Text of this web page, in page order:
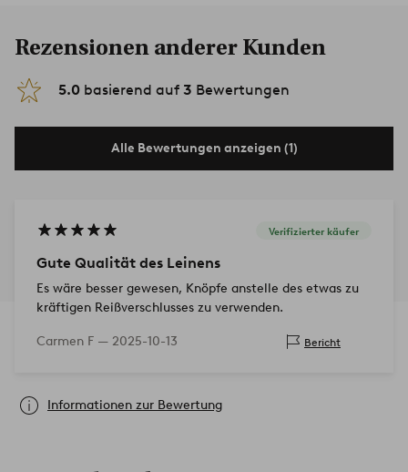
Rezensionen anderer Kunden
5.0 basierend auf 3 Bewertungen
Alle Bewertungen anzeigen (1)
Verifizierter käufer
Gute Qualität des Leinens
Es wäre besser gewesen, Knöpfe anstelle des etwas zu
kräftigen Reißverschlusses zu verwenden.
Carmen F — 2025-10-13 Bericht
Informationen zur Bewertung